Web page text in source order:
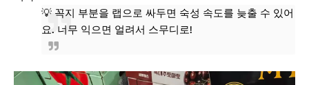
💡 꼭지 부분을 랩으로 싸두면 숙성 속도를 늦출 수 있어
요. 너무 익으면 얼려서 스무디로!